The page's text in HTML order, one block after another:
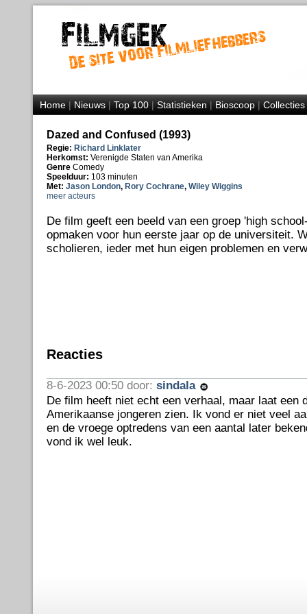
Home|Nieuws|Top 100|Statistieken|Bioscoop|Collecties
Dazed and Confused (1993)
Regie: Richard Linklater
Herkomst: Verenigde Staten van Amerika
Genre Comedy
Speelduur: 103 minuten
Met: Jason London, Rory Cochrane, Wiley Wiggins
meer acteurs
De film geeft een beeld van een groep 'high
opmaken voor hun eerste jaar op de universiteit.
scholieren, ieder met hun eigen problemen en
Reacties
8-6-2023 00:50 door: sindala
De film heeft niet echt een verhaal, maar laat een
Amerikaanse jongeren zien. Ik vond er niet veel
en de vroege optredens van een aantal later
vond ik wel leuk.